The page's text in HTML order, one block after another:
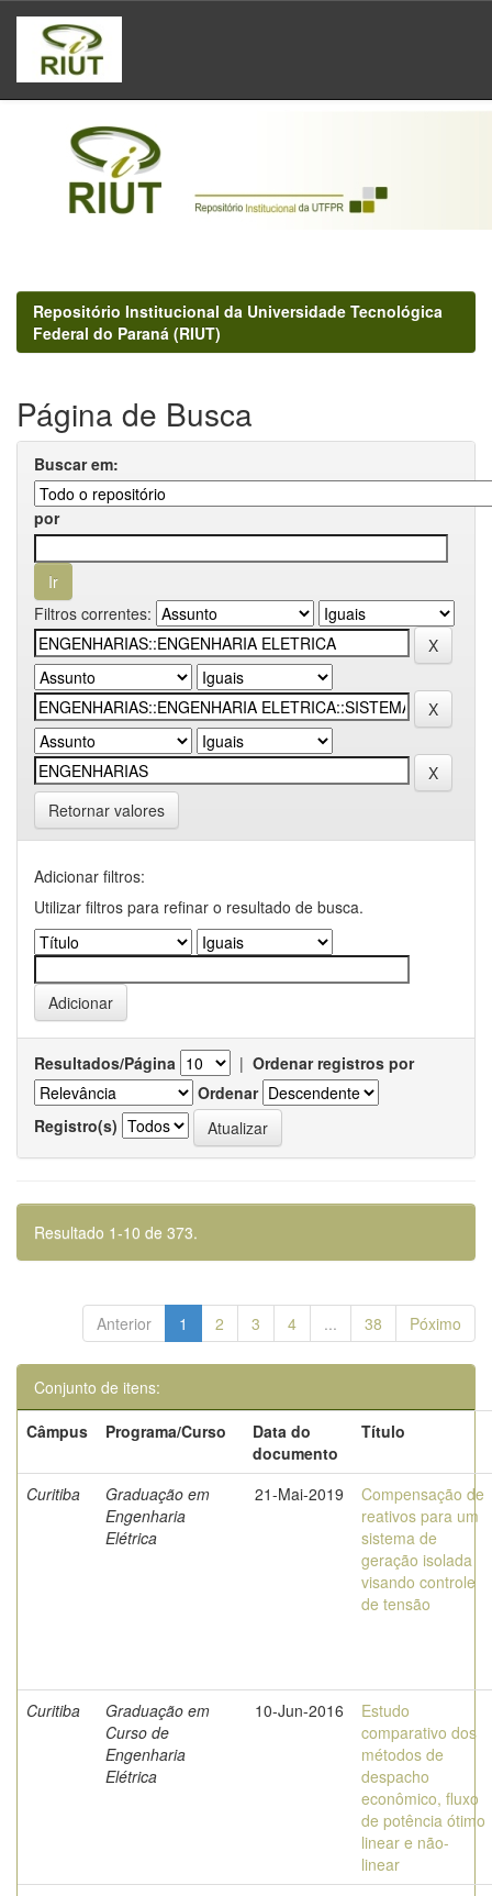
Skip
navigation
Repositório Institucional da Universidade Tecnológica
Federal do Paraná (RIUT)
Página de Busca
Buscar em:
por
Filtros correntes:
Retornar valores
Adicionar filtros:
Utilizar filtros para refinar o resultado de busca.
Resultados/Página | Ordenar registros por
Ordenar
Registro(s)
Resultado 1-10 de 373.
Anterior 1 2 3 4 ... 38 Póximo
Conjunto de itens:
Câmpus
Programa/Curso
Data do
documento
Título
Curitiba
Graduação em
Engenharia
Elétrica
21-Mai-2019
Compensação de
reativos para um
sistema de
geração isolada
visando controle
de tensão
Curitiba
Graduação em
Curso de
Engenharia
Elétrica
10-Jun-2016
Estudo
comparativo dos
métodos de
despacho
econômico, fluxo
de potência ótimo
linear e não-
linear